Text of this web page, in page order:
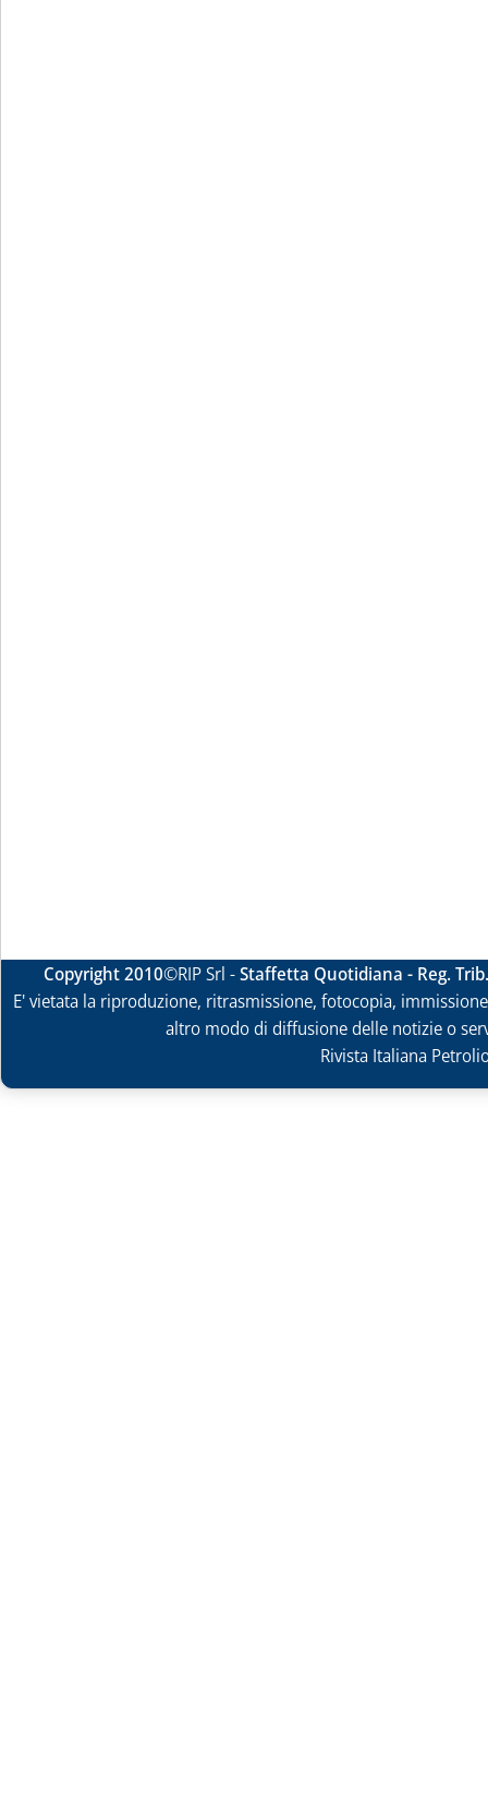
Copyright 2010©RIP Srl -Staffetta Quotidiana - Reg.
E' vietata la riproduzione, ritrasmissione, fotocopia,
altro modo di diffusione delle notizie o
Rivista Italiana